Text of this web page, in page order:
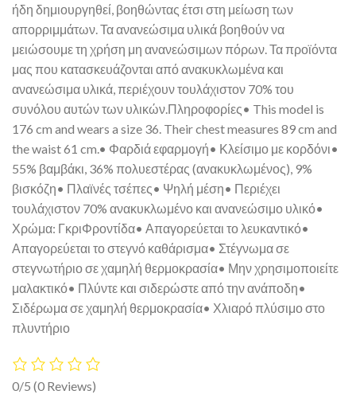
ήδη δημιουργηθεί, βοηθώντας έτσι στη μείωση των
απορριμμάτων. Τα ανανεώσιμα υλικά βοηθούν να
μειώσουμε τη χρήση μη ανανεώσιμων πόρων. Τα προϊόντα
μας που κατασκευάζονται από ανακυκλωμένα και
ανανεώσιμα υλικά, περιέχουν τουλάχιστον 70% του
συνόλου αυτών των υλικών.Πληροφορίες• This model is
176 cm and wears a size 36. Their chest measures 89 cm and
the waist 61 cm.• Φαρδιά εφαρμογή• Κλείσιμο με κορδόνι•
55% βαμβάκι, 36% πολυεστέρας (ανακυκλωμένος), 9%
βισκόζη• Πλαϊνές τσέπες• Ψηλή μέση• Περιέχει
τουλάχιστον 70% ανακυκλωμένο και ανανεώσιμο υλικό•
Χρώμα: ΓκριΦροντίδα• Απαγορεύεται το λευκαντικό•
Απαγορεύεται το στεγνό καθάρισμα• Στέγνωμα σε
στεγνωτήριο σε χαμηλή θερμοκρασία• Μην χρησιμοποιείτε
μαλακτικό• Πλύντε και σιδερώστε από την ανάποδη•
Σιδέρωμα σε χαμηλή θερμοκρασία• Χλιαρό πλύσιμο στο
πλυντήριο
0/5 (0 Reviews)